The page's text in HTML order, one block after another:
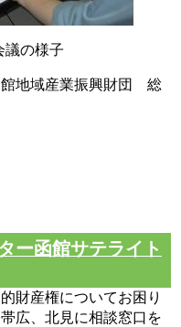
議の様子
館地域産業振興財団 総
ー函館サテライト
財産権についてお困り
広、北見に相談窓口を